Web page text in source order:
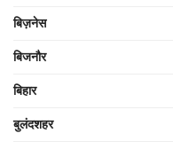
बिज़नेस
बिजनौर
बिहार
बुलंदशहर